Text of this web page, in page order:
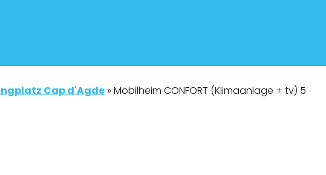
Cap d'Agde» Mobilheim CONFORT (Klimaanlage + tv) 5